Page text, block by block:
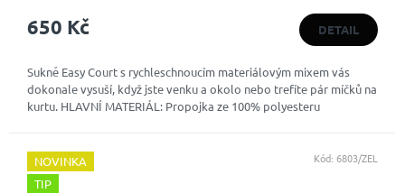
650 Kč DETAIL
Sukně Easy Court s rychleschnoucím materiálovým mixem vás
dokonale vysuší, když jste venku a okolo nebo trefíte pár míčků na
kurtu. HLAVNÍ MATERIÁL: Propojka ze 100% polyesteru
NOVINKA
TIP
Kód: 6803/ZEL